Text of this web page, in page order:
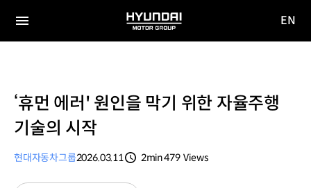
전체
HYUNDAI
MOTOR
EN
‘휴먼 에러' 원인을 막기 위한 자율주행
기술의 시작
현대자동차그룹2026.03.11
2min479 Views